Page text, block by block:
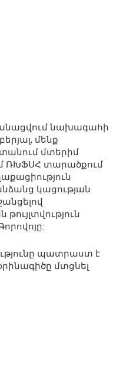
նախագահի
մենք
մտերիմ
ՌԽՖՍՀ տարածքում
կացության
պատրաստ է
մտցնել